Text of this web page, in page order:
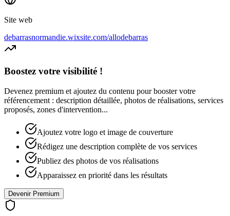
Site web
debarrasnormandie.wixsite.com/allodebarras
Boostez votre visibilité !
Devenez premium et ajoutez du contenu pour booster votre
référencement : description détaillée, photos de réalisations, services
proposés, zones d'intervention...
Ajoutez votre logo et image de couverture
Rédigez une description complète de vos services
Publiez des photos de vos réalisations
Apparaissez en priorité dans les résultats
Devenir Premium